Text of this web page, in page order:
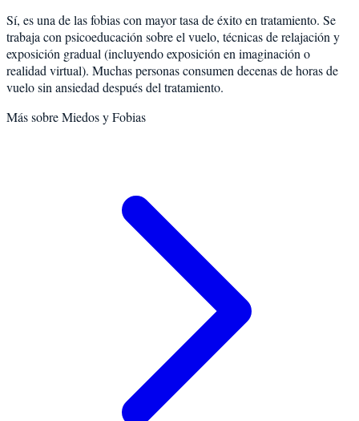
Sí, es una de las fobias con mayor tasa de éxito en tratamiento. Se
trabaja con psicoeducación sobre el vuelo, técnicas de relajación y
exposición gradual (incluyendo exposición en imaginación o
realidad virtual). Muchas personas consumen decenas de horas de
vuelo sin ansiedad después del tratamiento.
Más sobreMiedos y Fobias